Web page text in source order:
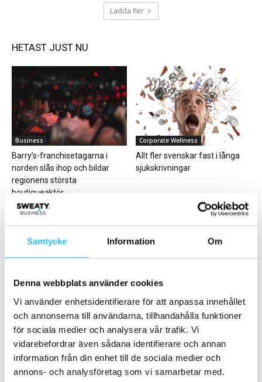
Samtycke Information Om
Denna webbplats använder cookies
Vi använder enhetsidentifierare för att anpassa innehållet
och annonserna till användarna, tillhandahålla funktioner
för sociala medier och analysera vår trafik. Vi
vidarebefordrar även sådana identifierare och annan
information från din enhet till de sociala medier och
annons- och analysföretag som vi samarbetar med.
Ladda fler
HETAST JUST NU
Business
Barry’s-franchisetagarna i
norden slås ihop och bildar
regionens största
boutiqueaktör
Corporate Wellness
Allt fler svenskar fast i långa
sjukskrivningar
Vitamin Well lanserar Nordic
Runners
Från traditionellt till
teknikdrivet: Fitness24Seven
förbättrar träningsupplevelsen
med GymPerformance